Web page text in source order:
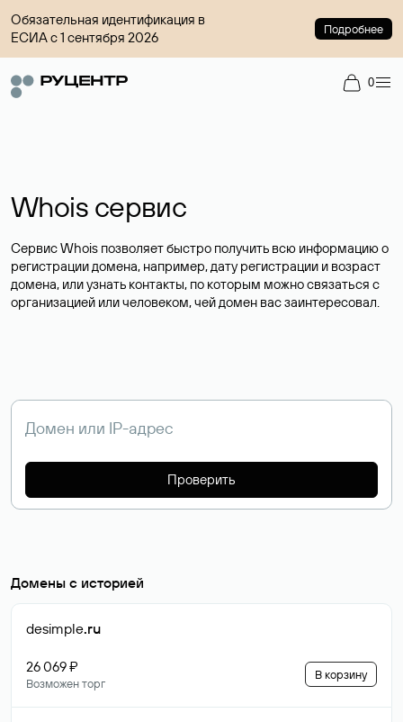
Обязательная идентификация в
ЕСИА с 1 сентября 2026
Подробнее
0
Whois сервис
Сервис Whois позволяет быстро получить всю информацию о
регистрации домена, например, дату регистрации и возраст
домена, или узнать контакты, по которым можно связаться с
организацией или человеком, чей домен вас заинтересовал.
Проверить
Домены с историей
desimple.ru
26 069 ₽
Возможен торг
В корзину